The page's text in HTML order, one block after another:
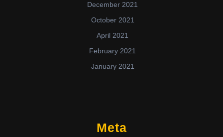
December 2021
October 2021
April 2021
February 2021
January 2021
Meta